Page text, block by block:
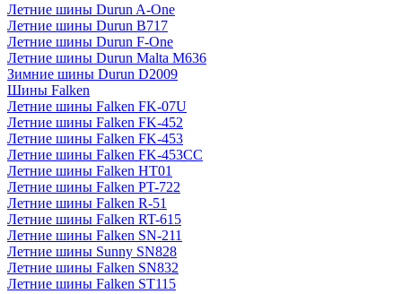
Летние шины Durun A-One
Летние шины Durun B717
Летние шины Durun F-One
Летние шины Durun Malta M636
Зимние шины Durun D2009
Шины Falken
Летние шины Falken FK-07U
Летние шины Falken FK-452
Летние шины Falken FK-453
Летние шины Falken FK-453CC
Летние шины Falken HT01
Летние шины Falken PT-722
Летние шины Falken R-51
Летние шины Falken RT-615
Летние шины Falken SN-211
Летние шины Sunny SN828
Летние шины Falken SN832
Летние шины Falken ST115